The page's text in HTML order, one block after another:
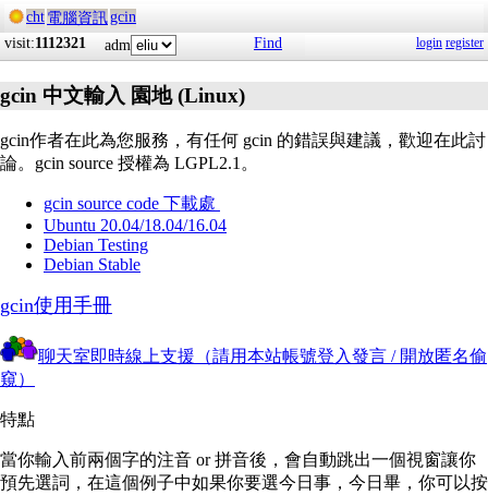
cht 電腦資訊gcin
visit:1112321 adm Find login register
gcin 中文輸入 園地 (Linux)
gcin作者在此為您服務，有任何 gcin 的錯誤與建議，歡迎在此討
論。gcin source 授權為 LGPL2.1。
gcin source code 下載處
Ubuntu 20.04/18.04/16.04
Debian Testing
Debian Stable
gcin使用手冊
聊天室即時線上支援（請用本站帳號登入發言 / 開放匿名偷
窺）
特點
當你輸入前兩個字的注音 or 拼音後，會自動跳出一個視窗讓你
預先選詞，在這個例子中如果你要選今日事，今日畢，你可以按